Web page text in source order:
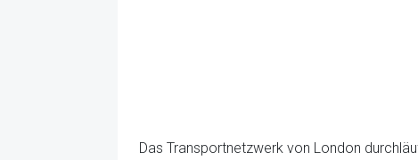
Das Transportnetzwerk von London